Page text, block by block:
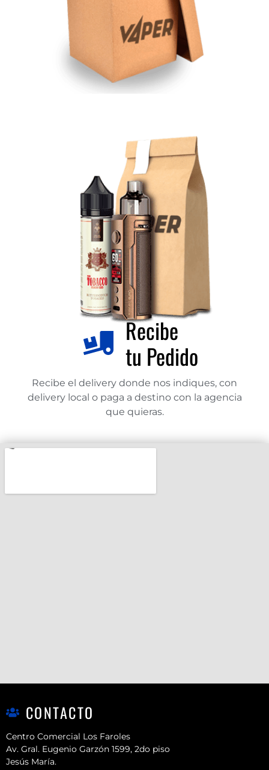
Recibe
tu Pedido
Recibe el delivery donde nos indiques, con
delivery local o paga a destino con la agencia
que quieras.
CONTACTO
Centro Comercial Los Faroles
Av. Gral. Eugenio Garzón 1599, 2do piso
Jesús María.